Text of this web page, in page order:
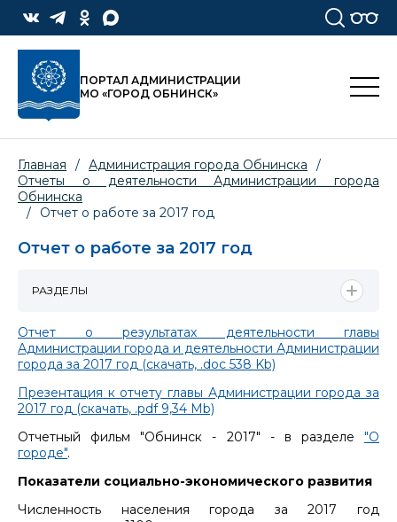
ПОРТАЛ АДМИНИСТРАЦИИ
МО «ГОРОД ОБНИНСК»
Главная / Администрация города Обнинска
/
Отчеты о деятельности Администрации города
Обнинска
/
Отчет о работе за 2017 год
Отчет о работе за 2017 год
Отчет о результатах деятельности главы
Администрации города и деятельности Администрации
города за 2017 год (скачать, .doc 538 Kb)
Презентация к отчету главы Администрации города за
2017 год (скачать, .pdf 9,34 Mb)
Отчетный фильм "Обнинск - 2017" - в разделе "О
городе".
Показатели социально-экономического развития
Численность населения города за 2017 год
РАЗДЕЛЫ